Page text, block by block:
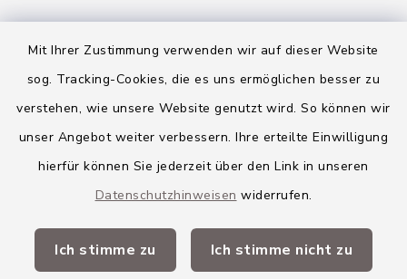
Mit Ihrer Zustimmung verwenden wir auf dieser Website
sog. Tracking-Cookies, die es uns ermöglichen besser zu
verstehen, wie unsere Website genutzt wird. So können wir
unser Angebot weiter verbessern. Ihre erteilte Einwilligung
hierfür können Sie jederzeit über den Link in unseren
Datenschutzhinweisen widerrufen.
Ich stimme zu Ich stimme nicht zu
Markt Altenstadt
Gemeinde Osterberg
VG Altenstadt
Landkreis Neu-Ulm